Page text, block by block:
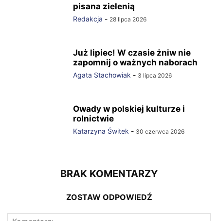
pisana zielenią
Redakcja - 28 lipca 2026
Już lipiec! W czasie żniw nie
zapomnij o ważnych naborach
Agata Stachowiak - 3 lipca 2026
Owady w polskiej kulturze i
rolnictwie
Katarzyna Świtek - 30 czerwca 2026
BRAK KOMENTARZY
ZOSTAW ODPOWIEDŹ